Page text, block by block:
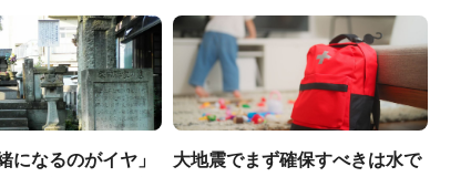
になるのがイヤ」
大地震でまず確保すべきは水で